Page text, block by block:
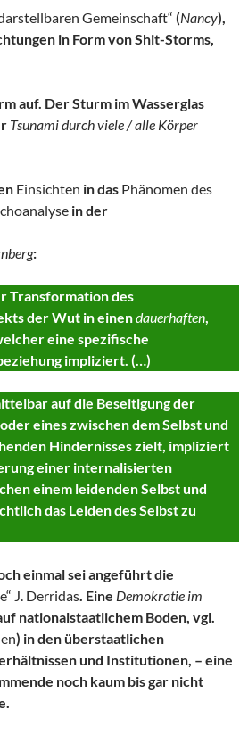
Gemeinschaft“ (Nancy),
in Form von Shit-Storms,
auf. Der Sturm im Wasserglas
Tsunami durch viele / alle Körper
Einsichten in das Phänomen des
in der
:
Transformation des
der Wut in einendauerhaften,
eine spezifische
impliziert. (…)
auf die Beseitigung der
eines zwischen dem Selbst und
Hindernisses zielt, impliziert
einer internalisierten
einem leidenden Selbst und
das Leiden des Selbst zu
einmal sei angeführt die
J. Derridas. Eine Demokratie im
nationalstaatlichem Boden, vgl.
) in den überstaatlichen
und Institutionen, – eine
noch kaum bis gar nicht